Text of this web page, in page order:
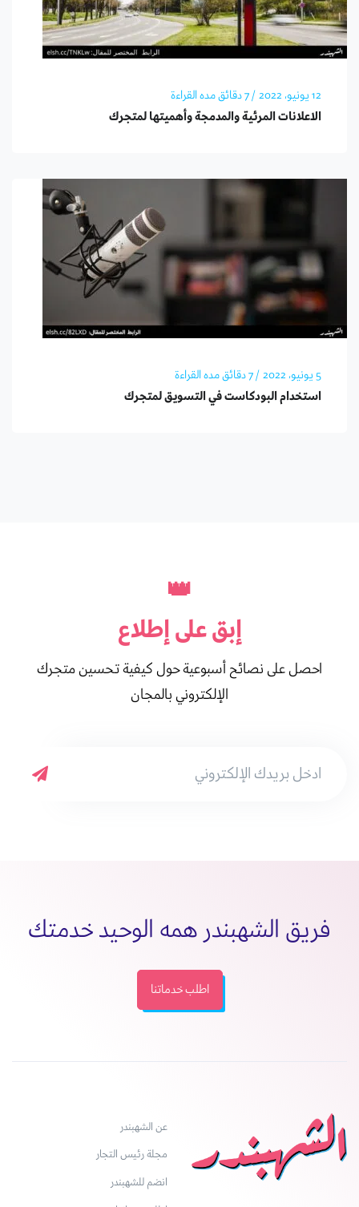
12 يونيو، 2022 / 7 دقائق مده القراءة
الاعلانات المرئية والمدمجة وأهميتها لمتجرك
5 يونيو، 2022 / 7 دقائق مده القراءة
استخدام البودكاست في التسويق لمتجرك
👑
إبق علىإطلاع
احصل على نصائح أسبوعية حول كيفية تحسين متجرك
الإلكتروني بالمجان
فريق الشهبندر همه الوحيد خدمتك
اطلب خدماتنا
عن الشهبندر
مجلة رئيس التجار
انضم للشهبندر